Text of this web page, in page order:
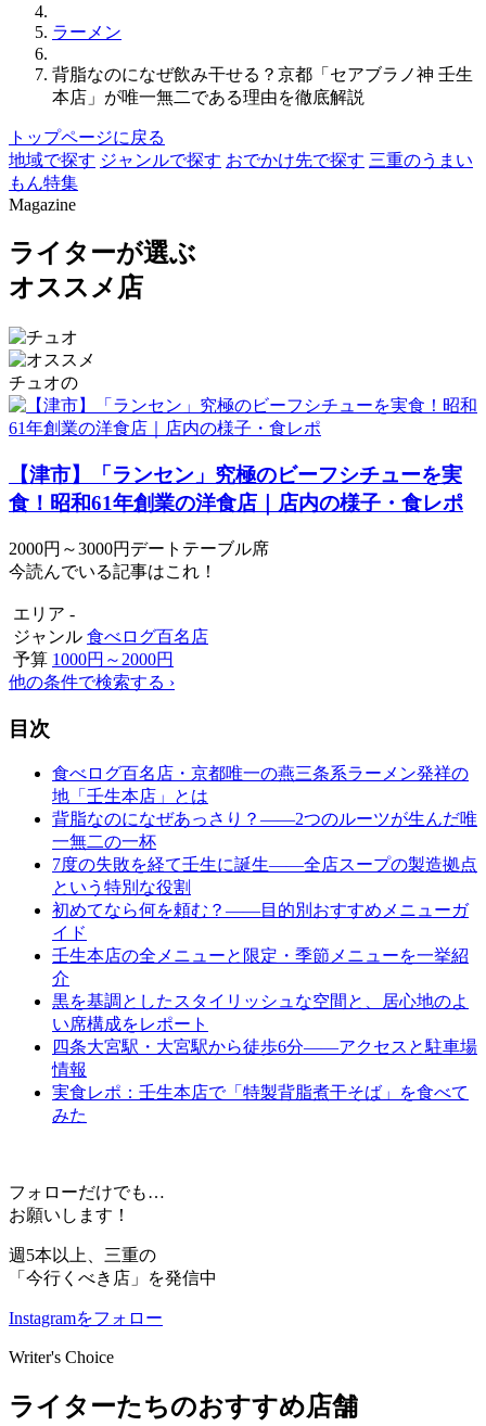
ラーメン
背脂なのになぜ飲み干せる？京都「セアブラノ神 壬生
本店」が唯一無二である理由を徹底解説
トップページに戻る
地域で探す ジャンルで探す おでかけ先で探す 三重のうまい
もん特集
Magazine
ライターが選ぶ
オススメ店
チュオの
【津市】「ランセン」究極のビーフシチューを実
食！昭和61年創業の洋食店｜店内の様子・食レポ
2000円～3000円 デート テーブル席
今読んでいる記事はこれ！
エリア -
ジャンル 食べログ百名店
予算 1000円～2000円
他の条件で検索する ›
目次
食べログ百名店・京都唯一の燕三条系ラーメン発祥の
地「壬生本店」とは
背脂なのになぜあっさり？——2つのルーツが生んだ唯
一無二の一杯
7度の失敗を経て壬生に誕生——全店スープの製造拠点
という特別な役割
初めてなら何を頼む？——目的別おすすめメニューガ
イド
壬生本店の全メニューと限定・季節メニューを一挙紹
介
黒を基調としたスタイリッシュな空間と、居心地のよ
い席構成をレポート
四条大宮駅・大宮駅から徒歩6分——アクセスと駐車場
情報
実食レポ：壬生本店で「特製背脂煮干そば」を食べて
みた
フォローだけでも…
お願いします！
週5本以上、三重の
「今行くべき店」を発信中
Instagramをフォロー
Writer's Choice
ライターたちのおすすめ店舗